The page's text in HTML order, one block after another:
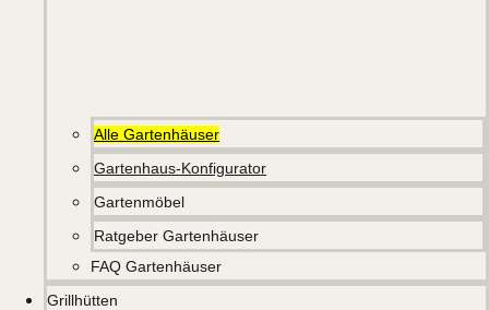
Alle Gartenhäuser
Gartenhaus-Konfigurator
Gartenmöbel
Ratgeber Gartenhäuser
FAQ Gartenhäuser
Grillhütten